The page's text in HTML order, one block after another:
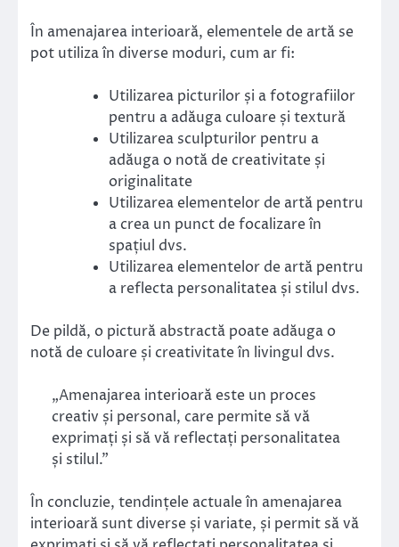
În amenajarea interioară, elementele de artă se
pot utiliza în diverse moduri, cum ar fi:
Utilizarea picturilor și a fotografiilor
pentru a adăuga culoare și textură
Utilizarea sculpturilor pentru a
adăuga o notă de creativitate și
originalitate
Utilizarea elementelor de artă pentru
a crea un punct de focalizare în
spațiul dvs.
Utilizarea elementelor de artă pentru
a reflecta personalitatea și stilul dvs.
De pildă, o pictură abstractă poate adăuga o
notă de culoare și creativitate în livingul dvs.
„Amenajarea interioară este un proces
creativ și personal, care permite să vă
exprimați și să vă reflectați personalitatea
și stilul.”
În concluzie, tendințele actuale în amenajarea
interioară sunt diverse și variate, și permit să vă